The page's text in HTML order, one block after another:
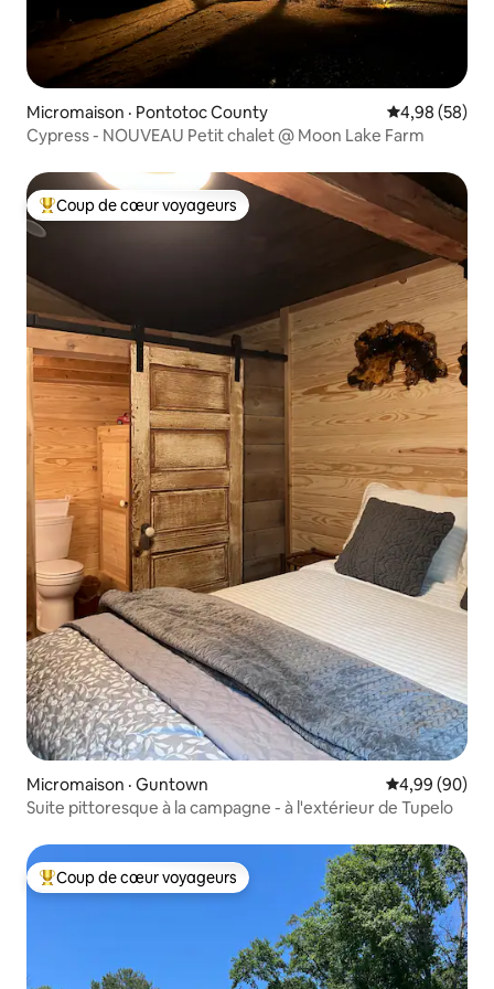
Micromaison · Pontotoc County Note
4,98 (58)
Cypress - NOUVEAU Petit chalet @ Moon Lake Farm
Coup de cœur voyageurs parmi les plus aimés
Coup de cœur voyageurs
Micromaison · Guntown Note
4,99 (90)
Suite pittoresque à la campagne - à l'extérieur de Tupelo
Coup de cœur voyageurs parmi les plus aimés
Coup de cœur voyageurs